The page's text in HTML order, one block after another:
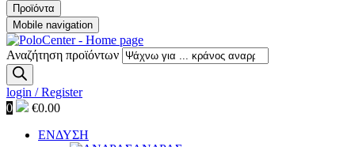
Προϊόντα
Mobile navigation
Αναζήτηση προϊόντων
login / Register
0
€0.00
ΕΝΔΥΣΗ